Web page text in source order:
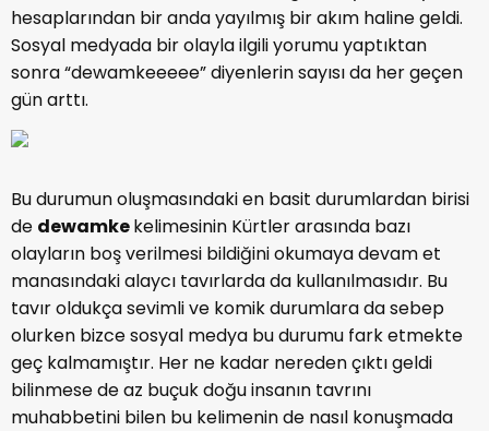
hesaplarından bir anda yayılmış bir akım haline geldi.
Sosyal medyada bir olayla ilgili yorumu yaptıktan
sonra “dewamkeeeee” diyenlerin sayısı da her geçen
gün arttı.
Bu durumun oluşmasındaki en basit durumlardan birisi
de dewamkekelimesinin Kürtler arasında bazı
olayların boş verilmesi bildiğini okumaya devam et
manasındaki alaycı tavırlarda da kullanılmasıdır. Bu
tavır oldukça sevimli ve komik durumlara da sebep
olurken bizce sosyal medya bu durumu fark etmekte
geç kalmamıştır. Her ne kadar nereden çıktı geldi
bilinmese de az buçuk doğu insanın tavrını
muhabbetini bilen bu kelimenin de nasıl konuşmada